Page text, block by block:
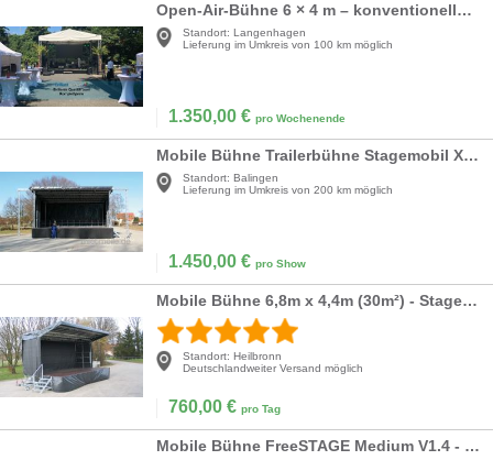
Open-Air-Bühne 6 × 4 m – konventionelle Bühne für mehrtägige Veranstaltungen
Standort: Langenhagen
Lieferung im Umkreis von 100 km möglich
1.350,00 € pro Wochenende
Mobile Bühne Trailerbühne Stagemobil XXL 10x6m
Standort: Balingen
Lieferung im Umkreis von 200 km möglich
1.450,00 € pro Show
Mobile Bühne 6,8m x 4,4m (30m²) - Stagemobil Trailerbühne
Standort: Heilbronn
Deutschlandweiter Versand möglich
760,00 € pro Tag
Mobile Bühne FreeSTAGE Medium V1.4 - 8 x 6m